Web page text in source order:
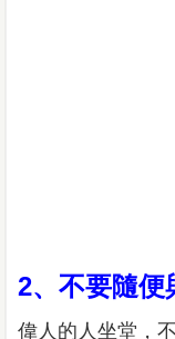
2、不要隨便
偉人的人坐堂，